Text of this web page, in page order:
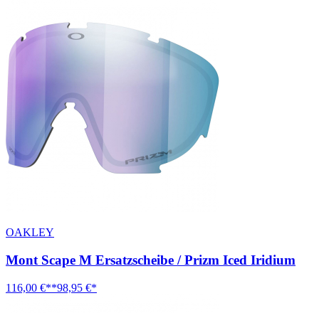
OAKLEY
Mont Scape M Ersatzscheibe / Prizm Iced Iridium
116,00 €**98,95 €*